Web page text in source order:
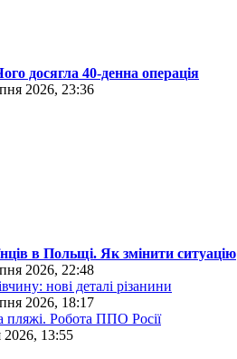
досягла 40-денна операція
2026, 23:36
в Польщі. Як змінити ситуацію
2026, 22:48
нові деталі різанини
2026, 18:17
пляжі. Робота ППО Росії
13:55